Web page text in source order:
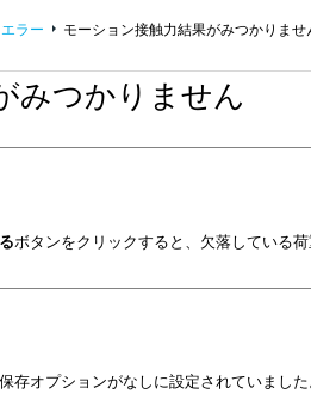
ラー モーション接触力結果がみつかりませ
みつかりません
ボタンをクリックすると、欠落している
オプションがなしに設定されていました